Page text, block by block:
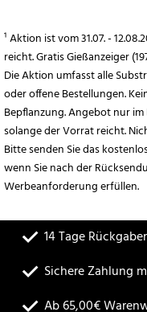
¹ Aktion ist vom 31.07. -
reicht. Gratis Gießanzeiger
Die Aktion umfasst alle
oder offene Bestellungen.
Bepflanzung. Angebot nur
solange der Vorrat reicht.
Bitte senden Sie das
wenn Sie nach der
Werbeanforderung erfüllen.
14 Tage
Sichere Zahlung
Ab 65,00€